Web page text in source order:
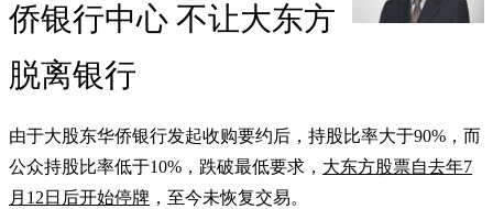
侨银行中心 不让大东方
脱离银行
由于大股东华侨银行发起收购要约后，持股比率大于90%，而
公众持股比率低于10%，跌破最低要求， 大东方股票自去年7
月12日后开始停牌 ，至今未恢复交易。